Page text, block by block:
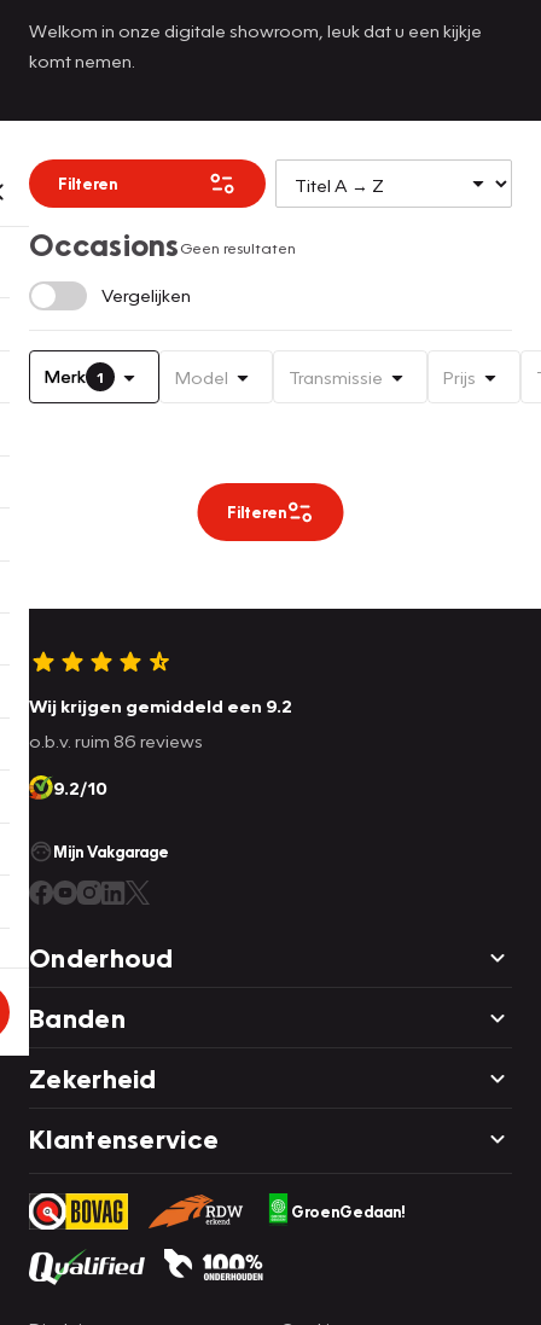
Welkom in onze digitale showroom, leuk dat u een kijkje
komt nemen.
Filteren
OccasionsGeen resultaten
Vergelijken
Merk 1 Model Transmissie Prijs
Filteren
Wij krijgen gemiddeld een 9.2
o.b.v. ruim 86 reviews
9.2/10
Mijn Vakgarage
Onderhoud
Banden
Zekerheid
Klantenservice
GroenGedaan!